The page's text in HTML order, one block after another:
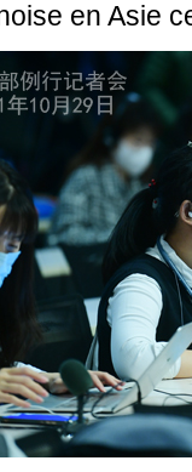
en Asie